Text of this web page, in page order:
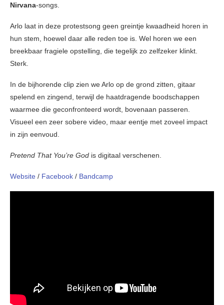
Nirvana-songs.
Arlo laat in deze protestsong geen greintje kwaadheid horen in
hun stem, hoewel daar alle reden toe is. Wel horen we een
breekbaar fragiele opstelling, die tegelijk zo zelfzeker klinkt.
Sterk.
In de bijhorende clip zien we Arlo op de grond zitten, gitaar
spelend en zingend, terwijl de haatdragende boodschappen
waarmee die geconfronteerd wordt, bovenaan passeren.
Visueel een zeer sobere video, maar eentje met zoveel impact
in zijn eenvoud.
Pretend That You’re God is digitaal verschenen.
Website / Facebook / Bandcamp